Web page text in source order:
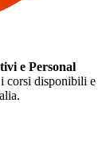
e Personal
corsi disponibili e